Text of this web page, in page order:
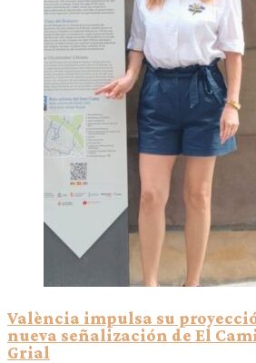
València impulsa su
nueva señalización de El
Grial